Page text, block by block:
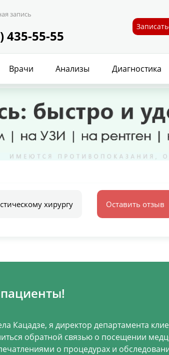
запись
435-55-55
Врачи Анализы Диагностика
хирургу Оставить отзыв
Кацадзе, я директор департамента
обратной связью о посещении
о процедурах и